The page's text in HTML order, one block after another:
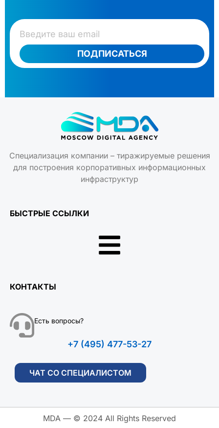
ПОДПИСАТЬСЯ
Специализация компании – тиражируемые решения
для построения корпоративных информационных
инфраструктур
БЫСТРЫЕ ССЫЛКИ
КОНТАКТЫ
Есть вопросы?
+7 (495) 477-53-27
ЧАТ СО СПЕЦИАЛИСТОМ
MDA — © 2024 All Rights Reserved